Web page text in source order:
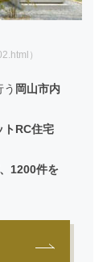
）
岡山市内
トRC住宅
1200件を